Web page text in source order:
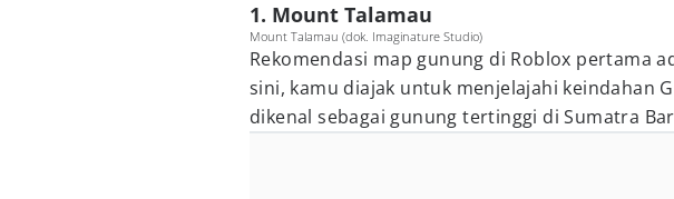
1. Mount Talamau
Mount Talamau (dok. Imaginature Studio)
Rekomendasi map gunung di Roblox pertama
sini, kamu diajak untuk menjelajahi keindahan
dikenal sebagai gunung tertinggi di Sumatra